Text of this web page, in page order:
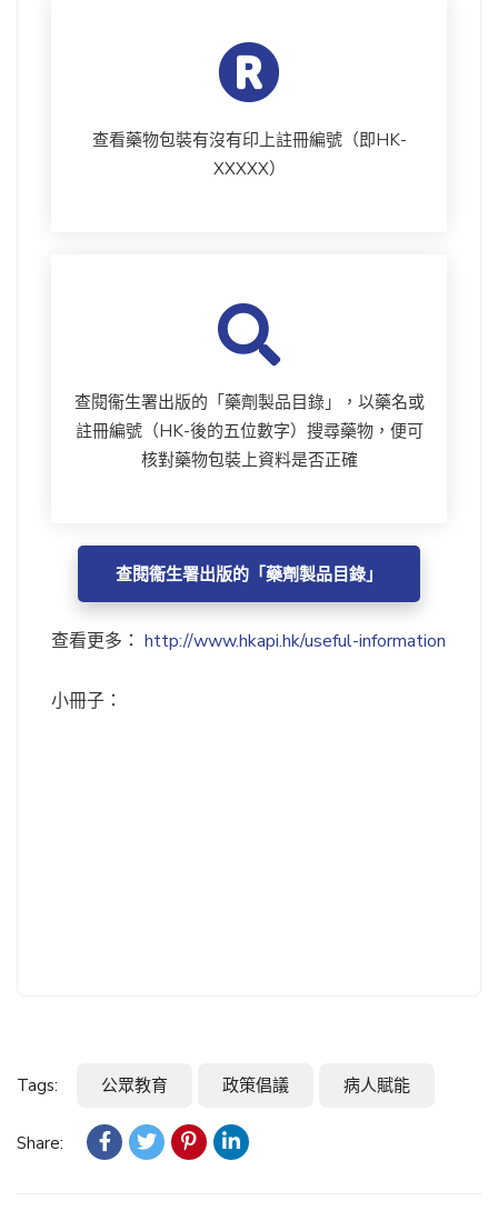
查看藥物包裝有沒有印上註冊編號（即HK-
XXXXX）
查閱衞生署出版的「藥劑製品目錄」，以藥名或
註冊編號（HK-後的五位數字）搜尋藥物，便可
核對藥物包裝上資料是否正確
查閱衞生署出版的「藥劑製品目錄」
查看更多： http://www.hkapi.hk/useful-information
小冊子：
Tags: 公眾教育 政策倡議 病人賦能
Share: